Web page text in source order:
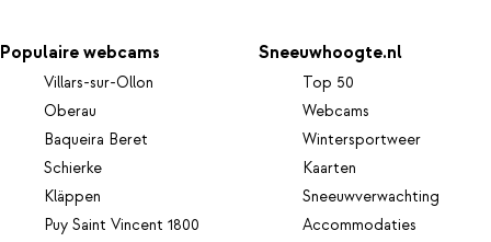
Populaire webcams
Villars-sur-Ollon
Oberau
Baqueira Beret
Schierke
Kläppen
Puy Saint Vincent 1800
Sneeuwhoogte.nl
Top 50
Webcams
Wintersportweer
Kaarten
Sneeuwverwachting
Accommodaties